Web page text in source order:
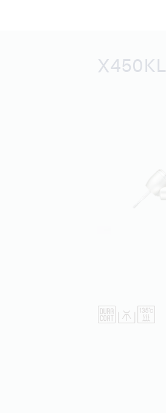
X450KL